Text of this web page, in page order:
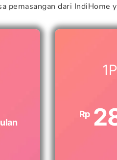
pemasangan dari IndiHome
Rp